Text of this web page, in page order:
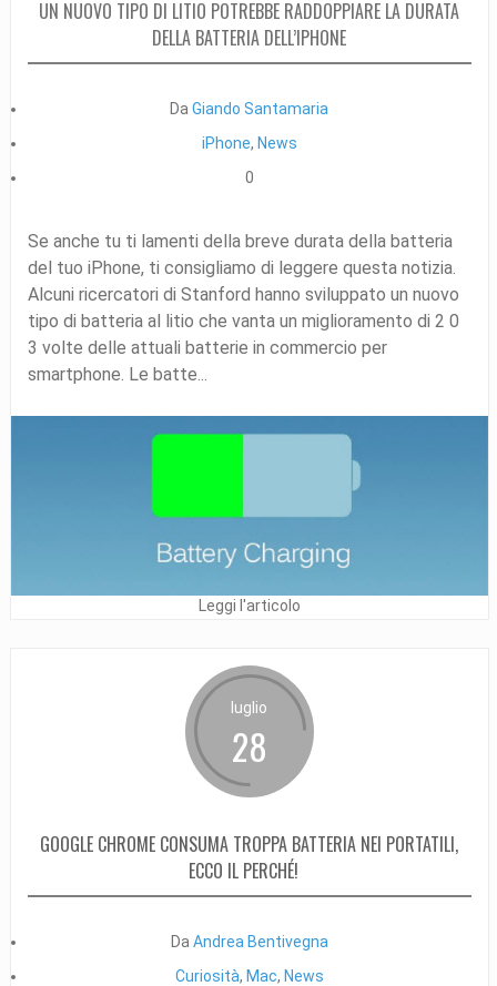
UN NUOVO TIPO DI LITIO POTREBBE RADDOPPIARE LA DURATA
DELLA BATTERIA DELL’IPHONE
DaGiando Santamaria
iPhone, News
0
Se anche tu ti lamenti della breve durata della batteria
del tuo iPhone, ti consigliamo di leggere questa notizia.
Alcuni ricercatori di Stanford hanno sviluppato un nuovo
tipo di batteria al litio che vanta un miglioramento di 2 0
3 volte delle attuali batterie in commercio per
smartphone. Le batte...
Leggi l'articolo
luglio
28
GOOGLE CHROME CONSUMA TROPPA BATTERIA NEI PORTATILI,
ECCO IL PERCHÉ!
Da Andrea Bentivegna
Curiosità, Mac, News